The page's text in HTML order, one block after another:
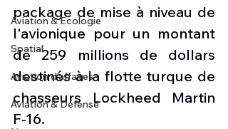
Aviation & Ecologie
Spatial
Aviation d'affaires
Aviation & Défense
package de mise à niveau de
l'avionique pour un montant
de 259 millions de dollars
destinés à la flotte turque de
chasseurs Lockheed Martin
F-16.